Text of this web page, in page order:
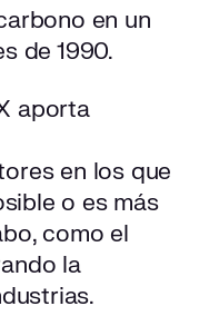
en un
de 1990.
aporta
en los que
o es más
como el
la